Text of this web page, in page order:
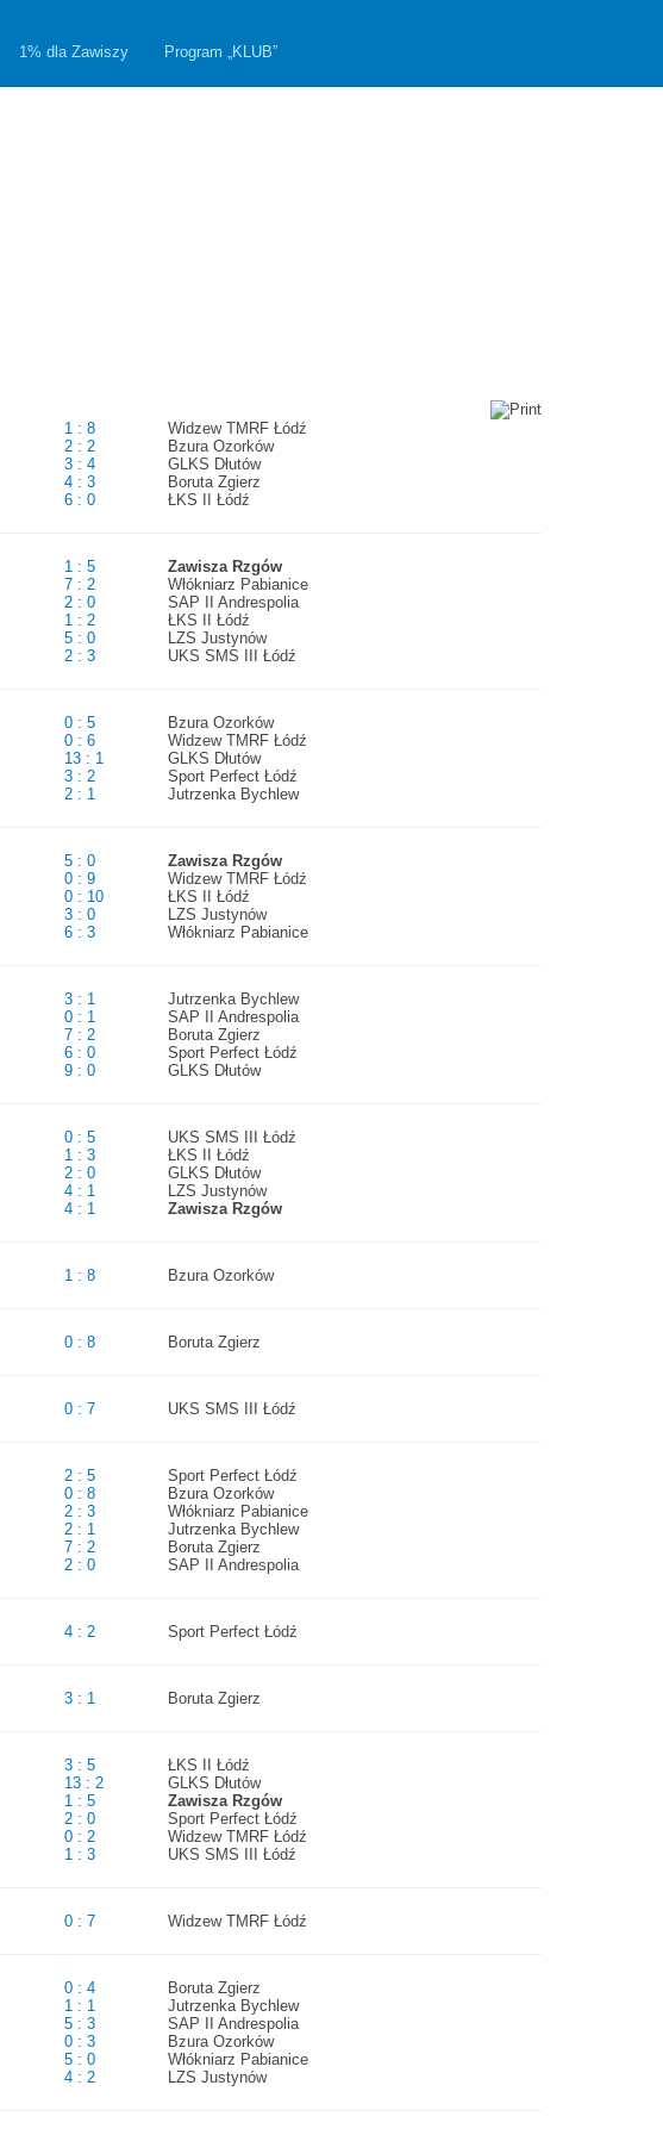
1% dla Zawiszy Program „KLUB”
1 : 8
Widzew TMRF Łódź
2 : 2
Bzura Ozorków
3 : 4
GLKS Dłutów
4 : 3
Boruta Zgierz
6 : 0 ŁKS II Łódź
1 : 5
Zawisza Rzgów
7 : 2
Włókniarz Pabianice
2 : 0
SAP II Andrespolia
1 : 2
ŁKS II Łódź
5 : 0
LZS Justynów
2 : 3 UKS SMS III Łódź
0 : 5
Bzura Ozorków
0 : 6
Widzew TMRF Łódź
13 : 1
GLKS Dłutów
3 : 2
Sport Perfect Łódź
2 : 1 Jutrzenka Bychlew
5 : 0
Zawisza Rzgów
0 : 9
Widzew TMRF Łódź
0 : 10
ŁKS II Łódź
3 : 0
LZS Justynów
6 : 3 Włókniarz Pabianice
3 : 1
Jutrzenka Bychlew
0 : 1
SAP II Andrespolia
7 : 2
Boruta Zgierz
6 : 0
Sport Perfect Łódź
9 : 0 GLKS Dłutów
0 : 5
UKS SMS III Łódź
1 : 3
ŁKS II Łódź
2 : 0
GLKS Dłutów
4 : 1
LZS Justynów
4 : 1 Zawisza Rzgów
1 : 8 Bzura Ozorków
0 : 8 Boruta Zgierz
0 : 7 UKS SMS III Łódź
2 : 5
Sport Perfect Łódź
0 : 8
Bzura Ozorków
2 : 3
Włókniarz Pabianice
2 : 1
Jutrzenka Bychlew
7 : 2
Boruta Zgierz
2 : 0 SAP II Andrespolia
4 : 2 Sport Perfect Łódź
3 : 1 Boruta Zgierz
3 : 5
ŁKS II Łódź
13 : 2
GLKS Dłutów
1 : 5
Zawisza Rzgów
2 : 0
Sport Perfect Łódź
0 : 2
Widzew TMRF Łódź
1 : 3 UKS SMS III Łódź
0 : 7 Widzew TMRF Łódź
0 : 4
Boruta Zgierz
1 : 1
Jutrzenka Bychlew
5 : 3
SAP II Andrespolia
0 : 3
Bzura Ozorków
5 : 0
Włókniarz Pabianice
4 : 2 LZS Justynów